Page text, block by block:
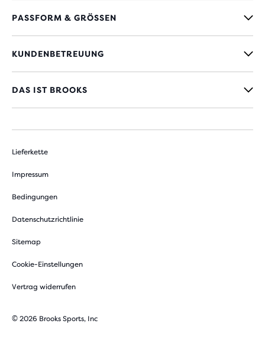
PASSFORM & GRÖSSEN
KUNDENBETREUUNG
DAS IST BROOKS
Lieferkette
Impressum
Bedingungen
Datenschutzrichtlinie
Sitemap
Cookie-Einstellungen
Vertrag widerrufen
© 2026 Brooks Sports, Inc